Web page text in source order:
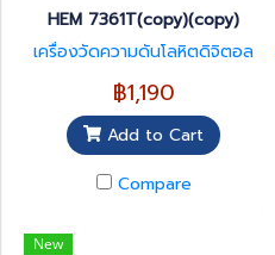
HEM 7361T(copy)(copy)
เครื่องวัดความดันโลหิตดิจิตอล
฿1,190
Add to Cart
Compare
New